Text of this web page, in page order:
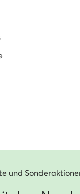
und